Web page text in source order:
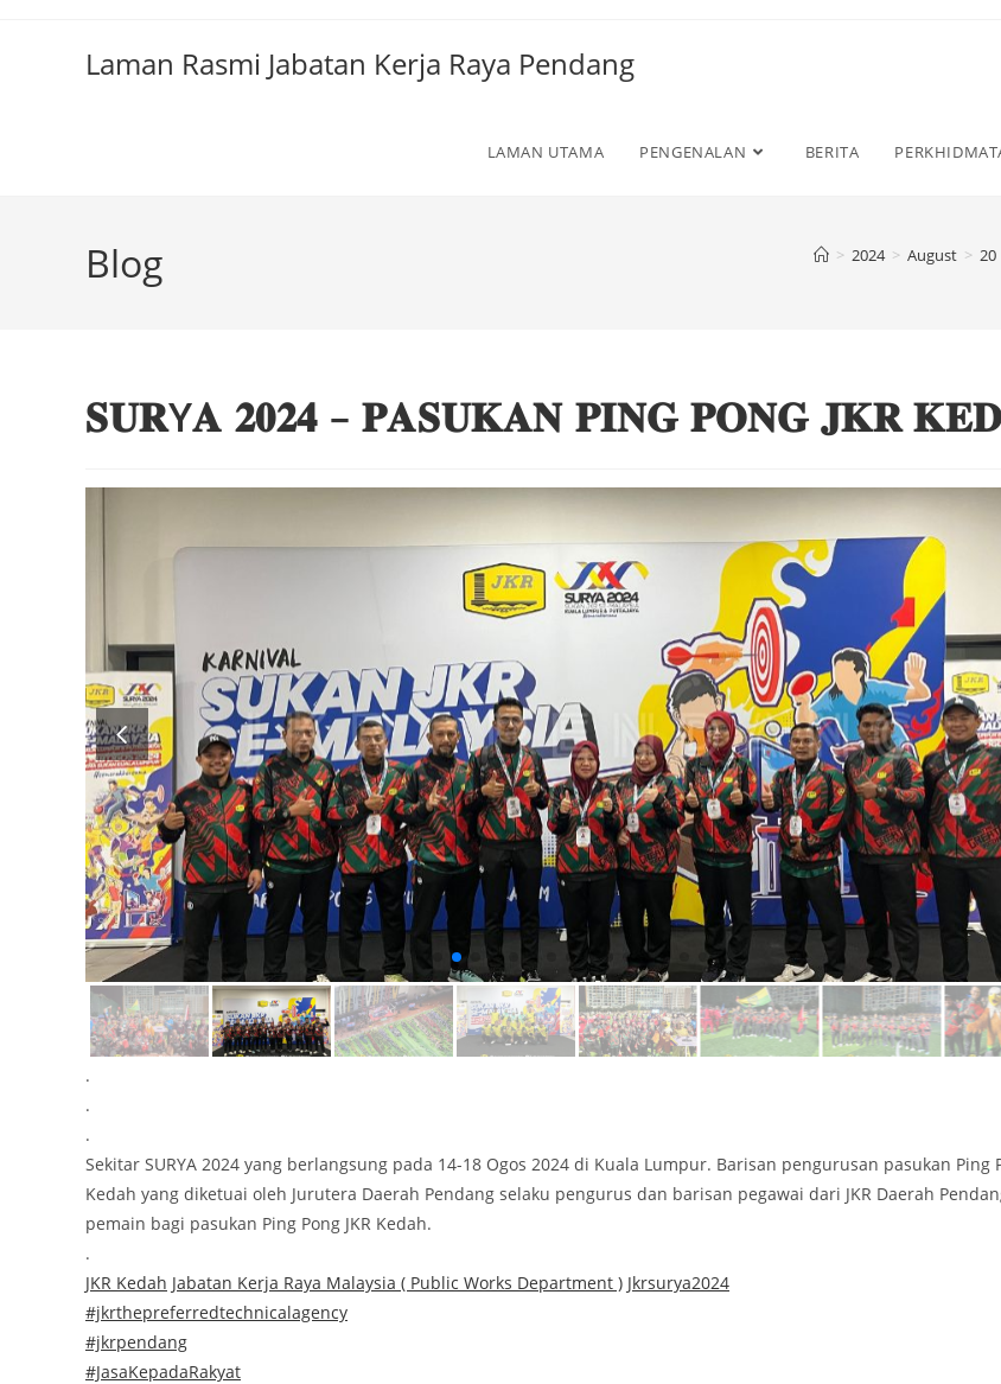
Laman Rasmi Jabatan Kerja Raya Pendang
LAMAN UTAMA PENGENALAN BERITA
Blog > 2024 > August > 20
𝐒𝐔𝐑Y𝐀 𝟐𝟎𝟐𝟒 – 𝐏𝐀𝐒𝐔𝐊𝐀𝐍 𝐏𝐈𝐍𝐆 𝐏𝐎𝐍𝐆 𝐉𝐊𝐑
.
.
.
Sekitar SURYA 2024 yang berlangsung pada 14-18 Ogos 2024 di Kuala Lumpur. Barisan pengurusan pasukan Ping
Kedah yang diketuai oleh Jurutera Daerah Pendang selaku pengurus dan barisan pegawai dari JKR Daerah
pemain bagi pasukan Ping Pong JKR Kedah.
.
JKR Kedah Jabatan Kerja Raya Malaysia ( Public Works Department ) Jkrsurya2024
#jkrthepreferredtechnicalagency
#jkrpendang
#JasaKepadaRakyat